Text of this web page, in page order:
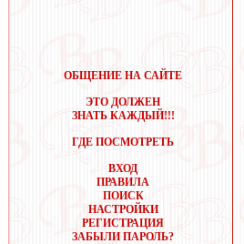
ОБЩЕНИЕ НА САЙТЕ
ЭТО ДОЛЖЕН
ЗНАТЬ КАЖДЫЙ!!!
ГДЕ ПОСМОТРЕТЬ
ВХОД
ПРАВИЛА
ПОИСК
НАСТРОЙКИ
РЕГИСТРАЦИЯ
ЗАБЫЛИ ПАРОЛЬ?